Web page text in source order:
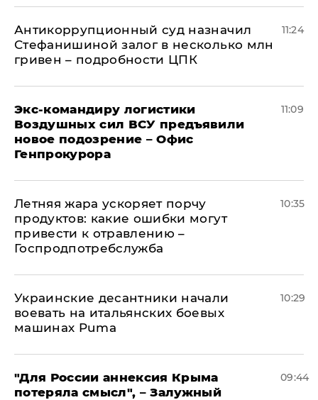
Антикоррупционный суд назначил
Стефанишиной залог в несколько млн
гривен – подробности ЦПК
11:24
Экс-командиру логистики
Воздушных сил ВСУ предъявили
новое подозрение – Офис
Генпрокурора
11:09
Летняя жара ускоряет порчу
продуктов: какие ошибки могут
привести к отравлению –
Госпродпотребслужба
10:35
Украинские десантники начали
воевать на итальянских боевых
машинах Puma
10:29
"Для России аннексия Крыма
потеряла смысл", – Залужный
09:44